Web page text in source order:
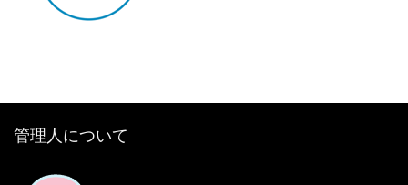
管理人について